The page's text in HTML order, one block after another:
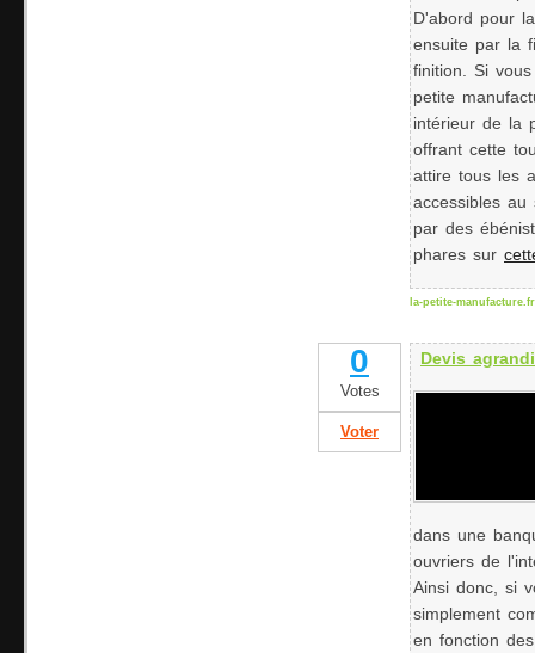
D'abord pour
ensuite par la
finition. Si
petite
intérieur de la
offrant cette
attire tous les
accessibles
par des
phares sur
la-petite-manufacture.fr
0
Votes
Voter
Devis
dans une
ouvriers de
Ainsi donc, si
simplement
en fonction